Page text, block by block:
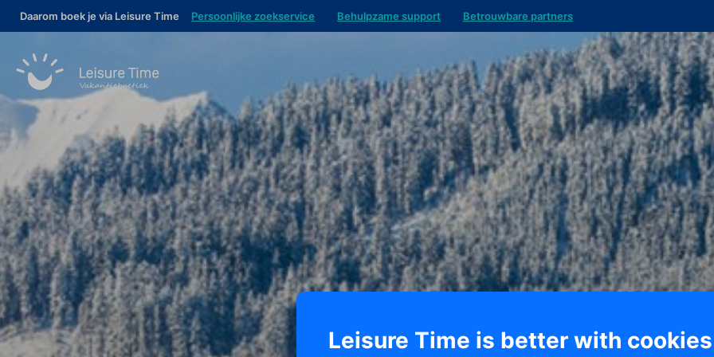
Daarom boek je via Leisure Time Persoonlijke zoekservice Behulpzame support Betrouwbare partners
Leisure Time is better with